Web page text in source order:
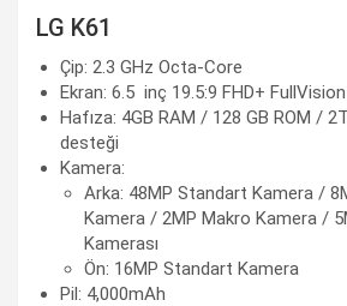
LG K61
Çip: 2.3 GHz Octa-Core
Ekran: 6.5 inç 19.5:9 FHD+
Hafıza: 4GB RAM / 128 GB ROM /
desteği
Kamera:
Arka: 48MP Standart Kamera /
Kamera / 2MP Makro Kamera /
Kamerası
Ön: 16MP Standart Kamera
Pil: 4,000mAh